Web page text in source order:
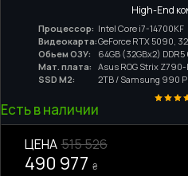
High-End
Процессор: Intel Core i7-14700KF
Видеокарта:GeForce RTX 5090,
Обьем ОЗУ:
64GB (32GBx2)
Мат. плата:
Asus ROG Strix Z790-
SSD M2:
2TB / Samsung 990
Есть в наличии
ЦЕНА 515 526
490 977 ₴